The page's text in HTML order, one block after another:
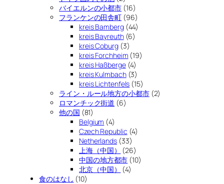
バイエルンの小都市 (16)
フランケンの田舎町 (96)
kreis Bamberg(44)
kreis Bayreuth(6)
kreis Coburg(3)
kreis Forchheim (19)
kreis Haßberge(4)
kreis Kulmbach(3)
kreis Lichtenfels (15)
ライン・ルール地方の小都市(2)
ロマンチック街道 (6)
他の国 (81)
Belgium (4)
Czech Republic (4)
Netherlands(33)
上海（中国）
(26)
中国の地方都市 (10)
北京（中国）
(4)
食のはなし (10)